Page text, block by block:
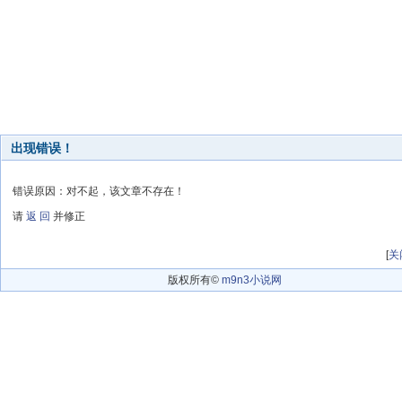
出现错误！
错误原因：对不起，该文章不存在！
请 返 回 并修正
[关
版权所有© m9n3小说网